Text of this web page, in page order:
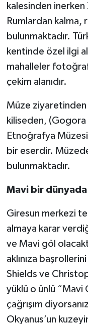
kalesinden
Rumlardan
bulunmaktadır.
kentinde özel ilgi
mahalleler fotoğraf
çekim alanıdır.
Müze ziyaretinden
kiliseden,
Etnoğrafya
bir eserdir.
bulunmaktadır.
Mavi bir
Giresun merkezi
almaya karar
ve Mavi göl
aklınıza
Shields ve
yüklü o ünlü
çağrışım
Okyanus’un